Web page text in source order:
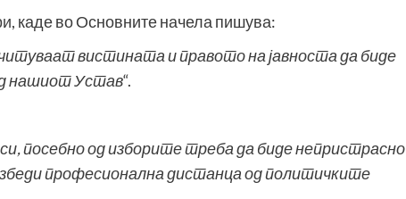
, каде во Основните начела пишува:
вистината и правото на јавноста да биде
нашиот Устав“.
посебно од изборите треба да биде непристрасно
професионална дистанца од политичките